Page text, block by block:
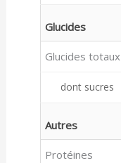
Glucides
Glucides totaux
dont sucres
Autres
Protéines